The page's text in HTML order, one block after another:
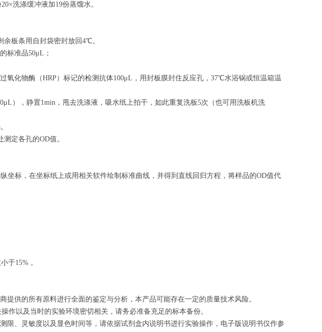
洗涤缓冲液加19份蒸馏水。
板条用自封袋密封放回4℃。
标准品50μL；
氧化物酶（HRP）标记的检测抗体100μL，用封板膜封住反应孔，37℃水浴锅或恒温箱温
μL ）
，静置1min，甩去洗涤液，吸水纸上拍干，如此重复洗板5次（也可用洗板机洗
定各孔的OD值。
坐标，在坐标纸上或用相关软件绘制 标准曲线 ，并得到 直线回归方程 ， 将样品的OD值代
于15% 。
供的所有原料进行全面的鉴定与分析，本产品可能存在一定的质量技术风险。
作以及当时的实验环境密切相关，请务必准备充足的标本备份。
限、灵敏度以及显色时间等，请依据试剂盒内说明书进行实验操作，电子版说明书仅作参